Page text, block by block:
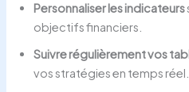
Personnaliser les indicateurs
objectifs financiers.
Suivre régulièrement vos
vos stratégies en temps réel.